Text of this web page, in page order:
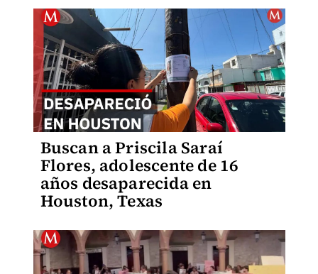
Buscan a Priscila Saraí
Flores, adolescente de 16
años desaparecida en
Houston, Texas